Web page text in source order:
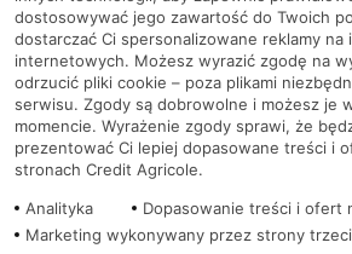
Regulamin serwisu
Mapa serwisu
PolitykaCookies
dostosowywać jego zawartość do Twoich
dostarczać Ci spersonalizowane reklamy na
internetowych. Możesz wyrazić zgodę na
odrzucić pliki cookie – poza plikami
serwisu. Zgody są dobrowolne i możesz je
momencie. Wyrażenie zgody sprawi, że
prezentować Ci lepiej dopasowane treści i
stronach Credit Agricole.
Analityka
Dopasowanie treści i ofert
Marketing wykonywany przez strony